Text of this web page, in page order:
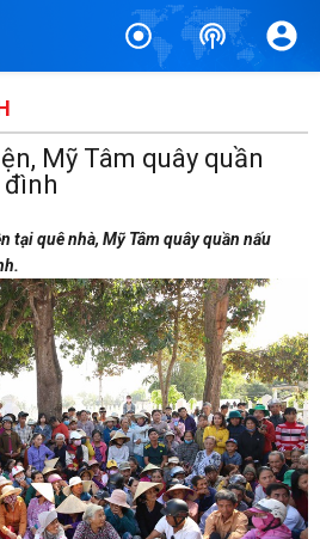
Mỹ Tâm quây quần
đình
tại quê nhà, Mỹ Tâm quây quần nấu